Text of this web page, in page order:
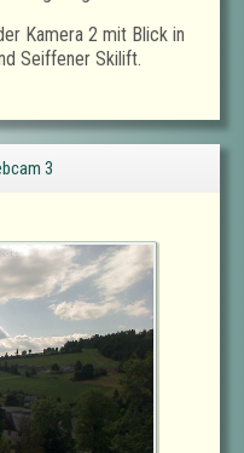
Kamera 2 mit Blick in
Seiffener Skilift.
3